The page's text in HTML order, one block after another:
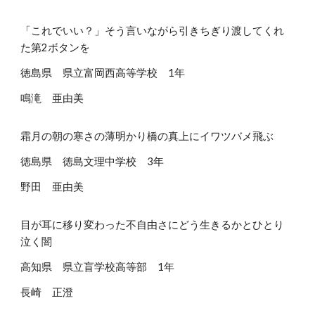
「これでいい？」そう言いながら引きちぎり渡してくれ
た第2ボタンを
徳島県 県立富岡西高等学校 1年
鳴滝 亜由美
霜月の朝の寒さの薄明かり橋の真上にイワツバメ飛ぶ
徳島県 徳島文理中学校 3年
野田 亜由美
目が耳に移り変わった不自由さにどう生きるかとひとり
泣く闇
高知県 県立盲学校高等部 1年
長崎 正澄